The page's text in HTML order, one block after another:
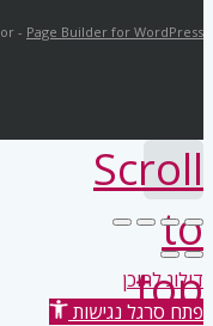
- Page Builder for WordPress
Scroll
to
top
דילוג לתוכן
פתח סרגל נגישות